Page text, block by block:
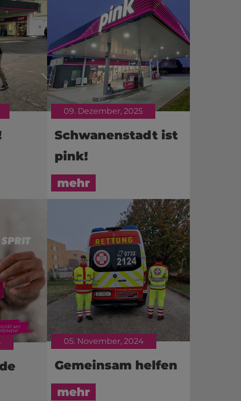
09. Dezember, 2025
Schwanenstadt ist
pink!
mehr
05. November, 2024
Gemeinsam helfen
mehr